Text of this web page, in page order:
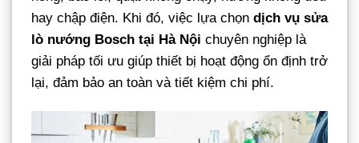
hay chập điện. Khi đó, việc lựa chọn dịch vụ sửa
lò nướng Bosch tại Hà Nội chuyên nghiệp là
giải pháp tối ưu giúp thiết bị hoạt động ổn định trở
lại, đảm bảo an toàn và tiết kiệm chi phí.